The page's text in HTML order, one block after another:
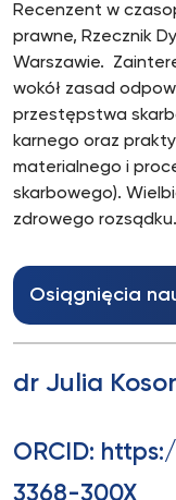
Recenzent w
prawne, Rzecznik
Warszawie.
wokół zasad
przestępstwa
karnego oraz
materialnego i
skarbowego).
zdrowego rozsądku.
Osiągnięcia
dr Julia
ORCID:
3368-300X